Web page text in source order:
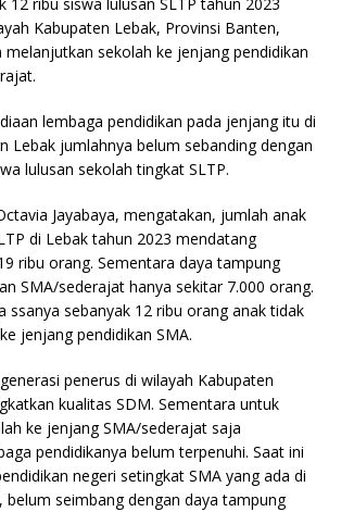
12 ribu siswa lulusan SLTP tahun 2023
Kabupaten Lebak, Provinsi Banten,
sekolah ke jenjang pendidikan
lembaga pendidikan pada jenjang itu di
Lebak jumlahnya belum sebanding dengan
lulusan sekolah tingkat SLTP.
Jayabaya, mengatakan, jumlah anak
di Lebak tahun 2023 mendatang
ribu orang. Sementara daya tampung
SMA/sederajat hanya sekitar 7.000 orang.
ssanya sebanyak 12 ribu orang anak tidak
jenjang pendidikan SMA.
penerus di wilayah Kabupaten
kualitas SDM. Sementara untuk
ke jenjang SMA/sederajat saja
pendidikanya belum terpenuhi. Saat ini
negeri setingkat SMA yang ada di
belum seimbang dengan daya tampung